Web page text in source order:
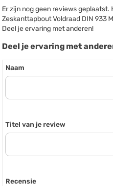
Er zijn nog geen reviews geplaatst.
Zeskanttapbout Voldraad DIN 933
Deel je ervaring met anderen!
Deel je ervaring met
Naam
Titel van je review
Recensie